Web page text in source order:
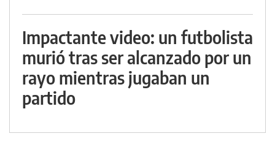
Impactante video: un futbolista
murió tras ser alcanzado por un
rayo mientras jugaban un
partido